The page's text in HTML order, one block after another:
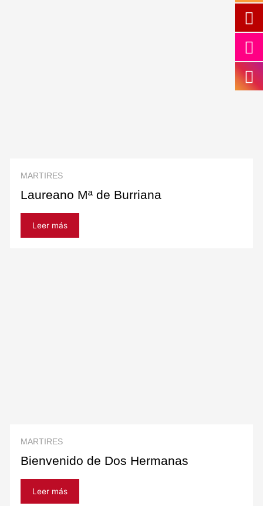
MARTIRES
Laureano Mª de Burriana
Leer más
MARTIRES
Bienvenido de Dos Hermanas
Leer más